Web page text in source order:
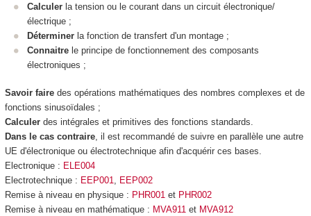
Calculer la tension ou le courant dans un circuit électronique/
électrique ;
Déterminer la fonction de transfert d'un montage ;
Connaitre le principe de fonctionnement des composants
électroniques ;
Savoir faire des opérations mathématiques des nombres complexes et de
fonctions sinusoïdales ;
Calculerdes intégrales et primitives des fonctions standards.
Dans le cas contraire, il est recommandé de suivre en parallèle une autre
UE d'électronique ou électrotechnique afin d'acquérir ces bases.
Electronique : ELE004
Electrotechnique : EEP001, EEP002
Remise à niveau en physique : PHR001et PHR002
Remise à niveau en mathématique : MVA911et MVA912